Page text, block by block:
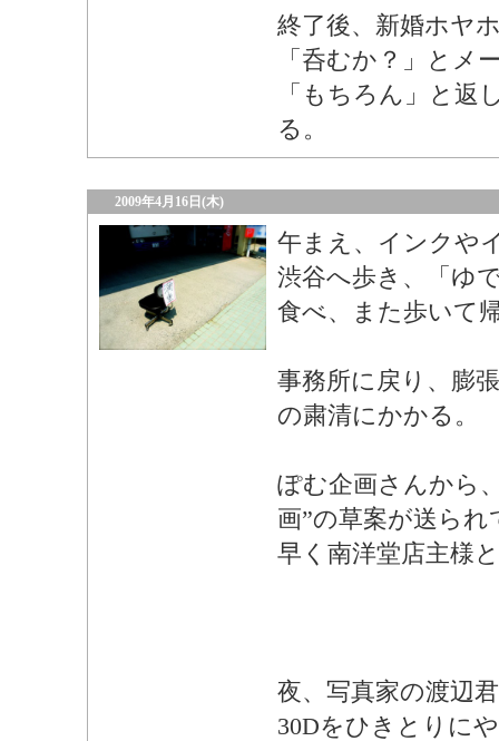
終了後、新婚ホヤ
「呑むか？」とメ
「もちろん」と返
る。
2009年4月16日(木)
午まえ、インクや
渋谷へ歩き、「ゆ
食べ、また歩いて
事務所に戻り、膨
の粛清にかかる。
ぽむ企画さんから
画”の草案が送ら
早く南洋堂店主様
夜、写真家の渡辺
30Dをひきとりに